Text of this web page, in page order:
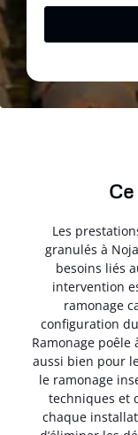
Les
granulés à
besoins liés
intervention
ramonage
configuration
Ramonage
aussi bien pour
le ramonage
techniques et
chaque